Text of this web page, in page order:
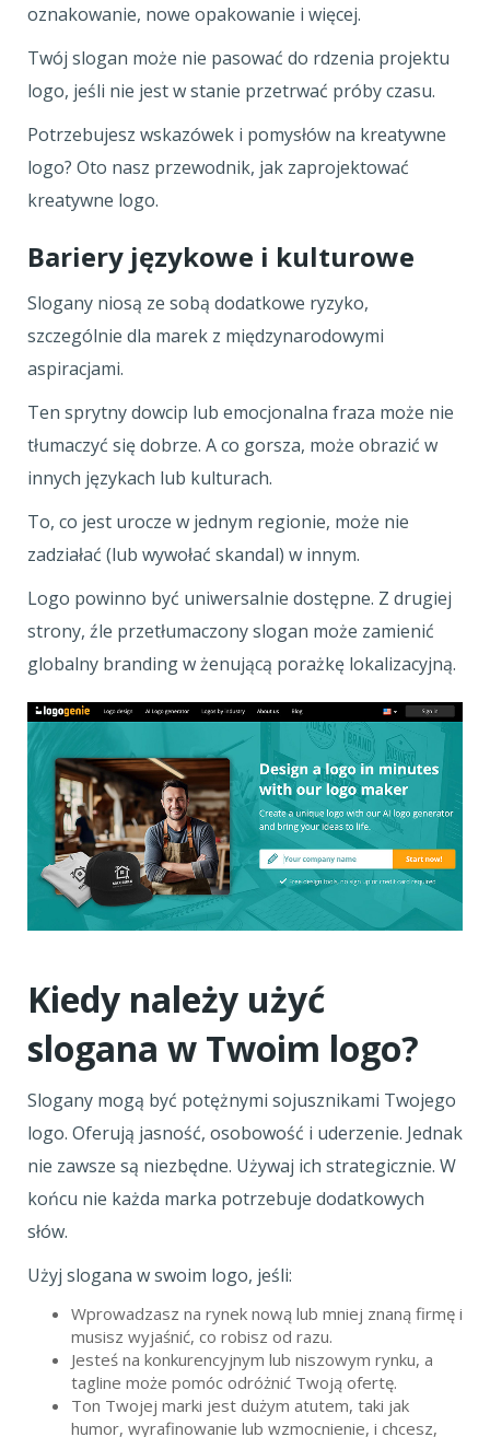
oznakowanie, nowe opakowanie i więcej.
Twój slogan może nie pasować do rdzenia projektu
logo, jeśli nie jest w stanie przetrwać próby czasu.
Potrzebujesz wskazówek i pomysłów na kreatywne
logo? Oto nasz przewodnik, jak zaprojektować
kreatywne logo.
Bariery językowe i kulturowe
Slogany niosą ze sobą dodatkowe ryzyko,
szczególnie dla marek z międzynarodowymi
aspiracjami.
Ten sprytny dowcip lub emocjonalna fraza może nie
tłumaczyć się dobrze. A co gorsza, może obrazić w
innych językach lub kulturach.
To, co jest urocze w jednym regionie, może nie
zadziałać (lub wywołać skandal) w innym.
Logo powinno być uniwersalnie dostępne. Z drugiej
strony, źle przetłumaczony slogan może zamienić
globalny branding w żenującą porażkę lokalizacyjną.
Kiedy należy użyć
slogana w Twoim logo?
Slogany mogą być potężnymi sojusznikami Twojego
logo. Oferują jasność, osobowość i uderzenie. Jednak
nie zawsze są niezbędne. Używaj ich strategicznie. W
końcu nie każda marka potrzebuje dodatkowych
słów.
Użyj slogana w swoim logo, jeśli:
Wprowadzasz na rynek nową lub mniej znaną firmę i
musisz wyjaśnić, co robisz od razu.
Jesteś na konkurencyjnym lub niszowym rynku, a
tagline może pomóc odróżnić Twoją ofertę.
Ton Twojej marki jest dużym atutem, taki jak
humor, wyrafinowanie lub wzmocnienie, i chcesz,